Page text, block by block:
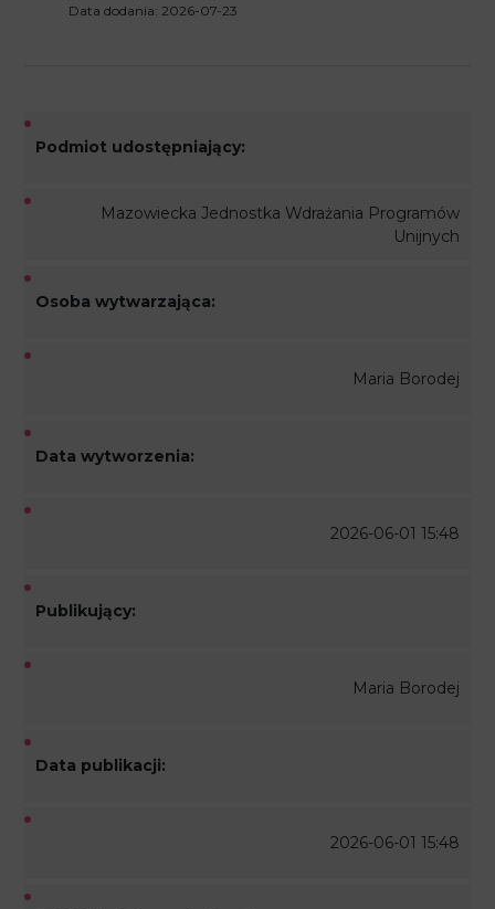
Data dodania: 2026-07-23
Podmiot udostępniający:
Mazowiecka Jednostka Wdrażania Programów
Unijnych
Osoba wytwarzająca:
Maria Borodej
Data wytworzenia:
2026-06-01 15:48
Publikujący:
Maria Borodej
Data publikacji:
2026-06-01 15:48